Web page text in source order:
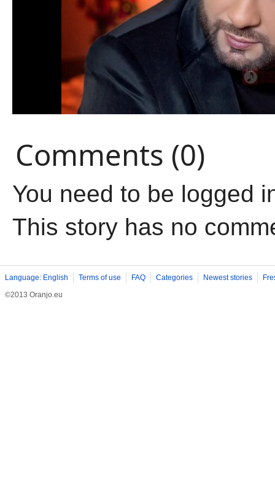
Comments (0)
You need to be logged
This story has no
Language: English Terms of use FAQ Categories Newest stories
©2013 Oranjo.eu